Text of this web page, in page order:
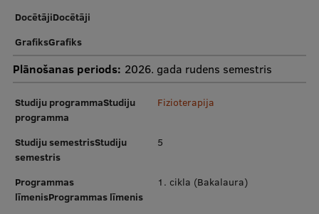
DocētājiDocētāji
GrafiksGrafiks
Plānošanas periods: 2026. gada rudens semestris
Studiju programmaStudiju
programma
Fizioterapija
Studiju semestrisStudiju
semestris
5
Programmas
līmenisProgrammas līmenis
1. cikla (Bakalaura)